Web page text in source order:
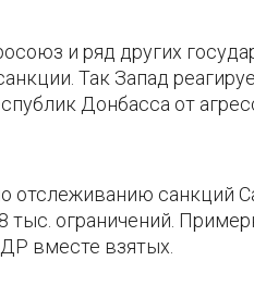
и ряд других
Так Запад
Донбасса от
отслеживанию санкций
ограничений.
вместе взятых.